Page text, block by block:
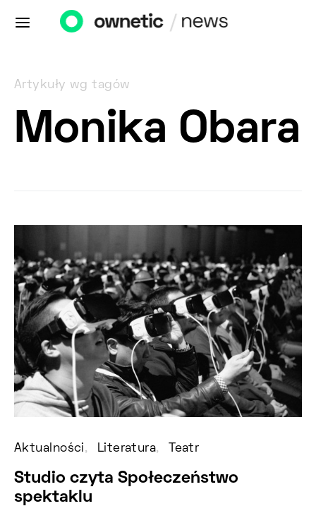
Artykuły wg tagów
Monika Obara
Aktualności Literatura Teatr
Studio czyta Społeczeństwo
spektaklu